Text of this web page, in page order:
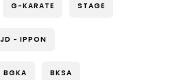
G-KARATE STAGE
- IPPON
BGKA BKSA